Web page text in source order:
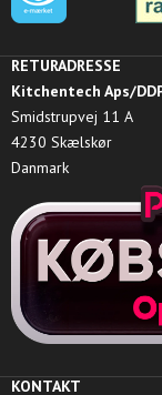
RETURADRESSE
Kitchentech Aps/
Smidstrupvej 11 A
4230 Skælskør
Danmark
KONTAKT